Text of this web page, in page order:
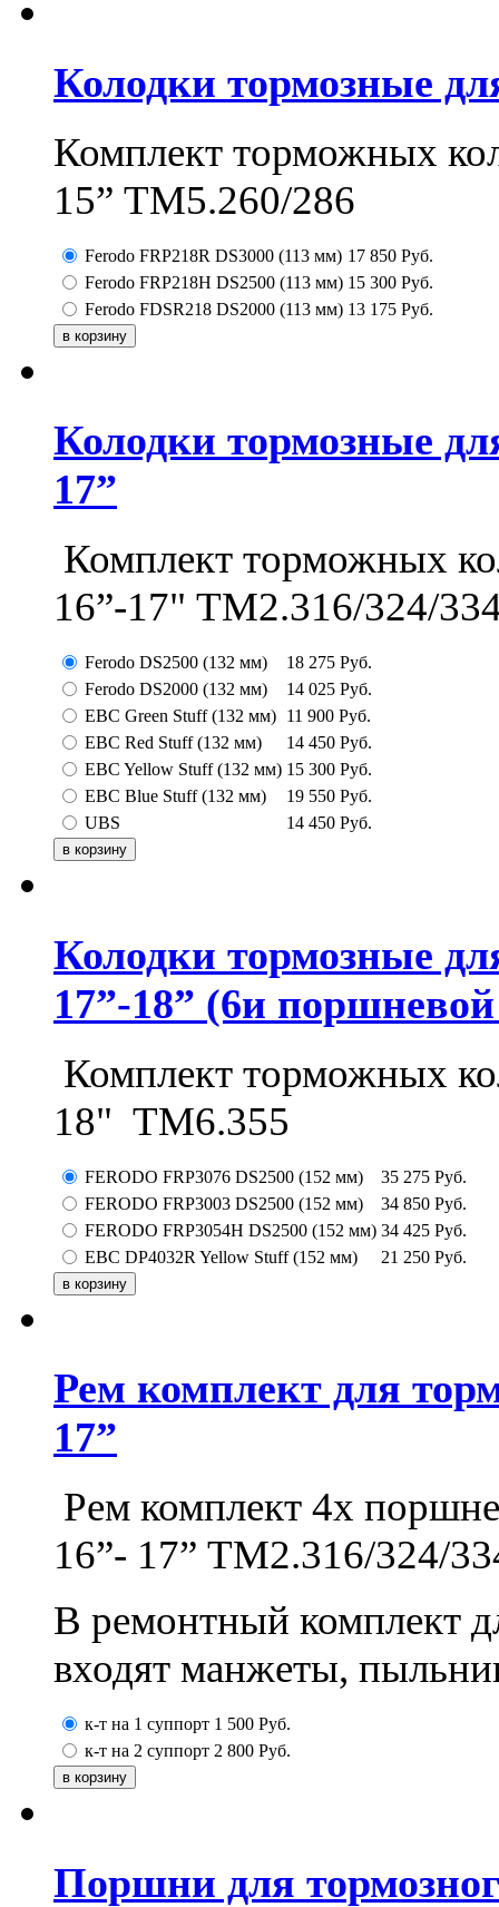
Колодки тормозные
Комплект торможных
15” ТМ5.260/286
Ferodo FRP218R DS3000 (113 мм) 17 850 Руб.
Ferodo FRP218H DS2500 (113 мм) 15 300 Руб.
Ferodo FDSR218 DS2000 (113 мм) 13 175 Руб.
Колодки тормозные
17”
Комплект торможных
16”-17" ТМ2.316/324/
Ferodo DS2500 (132 мм) 18 275 Руб.
Ferodo DS2000 (132 мм)
14 025 Руб.
EBC Green Stuff (132 мм) 11 900 Руб.
EBC Red Stuff (132 мм)
14 450 Руб.
EBC Yellow Stuff (132 мм) 15 300 Руб.
EBC Blue Stuff (132 мм)
19 550 Руб.
UBS
14 450 Руб.
Колодки тормозные
17”-18” (6и
Комплект торможных
18" ТМ6.355
FERODO FRP3076 DS2500 (152 мм) 35 275 Руб.
FERODO FRP3003 DS2500 (152 мм)
34 850 Руб.
FERODO FRP3054H DS2500 (152 мм) 34 425 Руб.
EBC DP4032R Yellow Stuff (152 мм)
21 250 Руб.
Рем комплект для
17”
Рем комплект 4х
16”- 17” ТМ2.316/324/
В ремонтный комплект
входят манжеты,
к-т на 1 суппорт 1 500 Руб.
к-т на 2 суппорт 2 800 Руб.
Поршни для